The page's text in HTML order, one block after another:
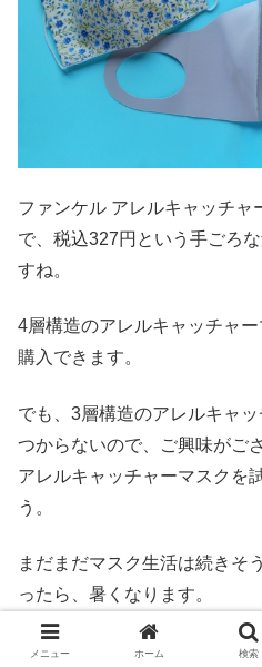
ファンケル アレルキャッチャ
で、税込327円という手ごろ
すね。
4層構造のアレルキャッチャ
購入できます。
でも、3層構造のアレルキャ
つからないので、ご興味がご
アレルキャッチャーマスクを
う。
まだまだマスク生活は続きそ
ったら、暑くなります。
呼吸のしやすさも、重要です
メニュー ホーム 検索